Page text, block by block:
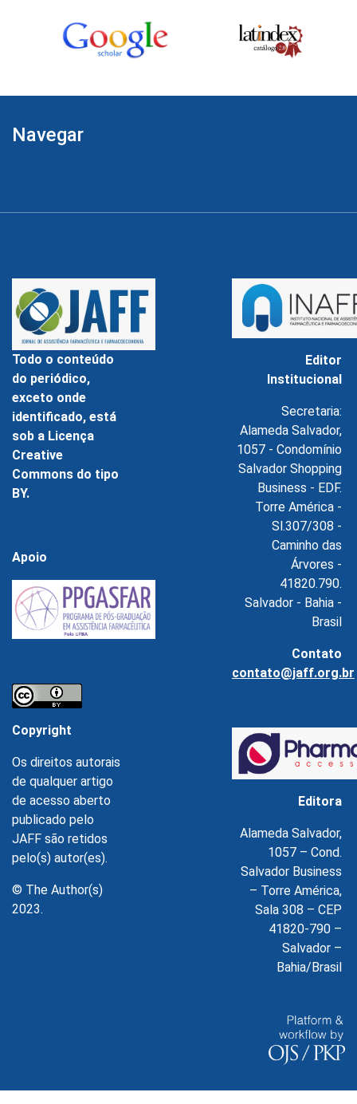
Navegar
Todo o conteúdo
do periódico,
exceto onde
identificado, está
sob a Licença
Creative
Commons do tipo
BY.
Apoio
Copyright
Os direitos autorais
de qualquer artigo
de acesso aberto
publicado pelo
JAFF são retidos
pelo(s) autor(es).
© The Author(s)
2023.
Editor
Institucional
Secretaria:
Alameda Salvador,
1057 - Condomínio
Salvador Shopping
Business - EDF.
Torre América -
Sl.307/308 -
Caminho das
Árvores -
41820.790.
Salvador - Bahia -
Brasil
Contato
contato@jaff.org.br
Editora
Alameda Salvador,
1057 – Cond.
Salvador Business
– Torre América,
Sala 308 – CEP
41820-790 –
Salvador –
Bahia/Brasil